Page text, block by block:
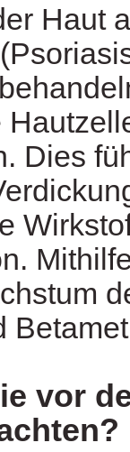
Haut
Dies
vor